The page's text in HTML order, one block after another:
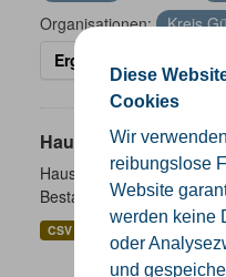
Diese
Cookies
Wir
reibungslose
Website
werden keine
oder
und
Organisationen:
Kreis
Ergebnisse filtern
Bestand
CSV